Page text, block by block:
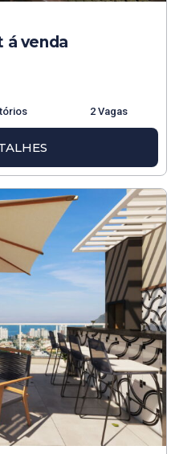
á venda
2 Vagas